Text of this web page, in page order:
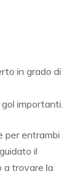
in grado di
importanti.
per entrambi
il
a trovare la